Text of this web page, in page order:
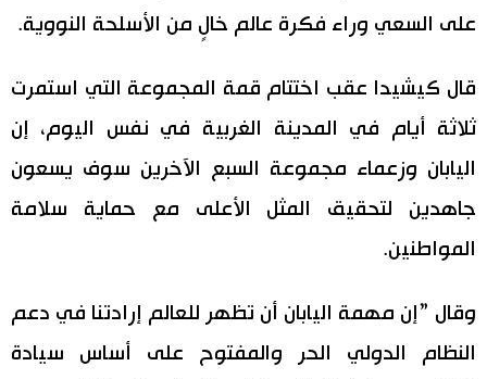
الأقسام
صور
تجارب وآراء
اقتصاد
الأكثر تفاعلا
اللغة اليابانية
موسوعة اليابان
المطبخ الياباني
تواصل معنا
على السعي وراء فكرة عالم خالٍ من الأسلحة النووية.
قال كيشيدا عقب اختتام قمة المجموعة التي استمرت
ثلاثة أيام في المدينة الغربية في نفس اليوم، إن
اليابان وزعماء مجموعة السبع الآخرين سوف يسعون
جاهدين لتحقيق المثل الأعلى مع حماية سلامة
المواطنين.
وقال ”إن مهمة اليابان أن تظهر للعالم إرادتنا في دعم
النظام الدولي الحر والمفتوح على أساس سيادة